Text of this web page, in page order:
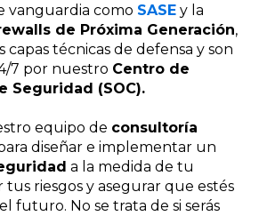
vanguardia como SASE y la
de Próxima Generación,
técnicas de defensa y son
7 por nuestro Centro de
Seguridad (SOC).
equipo de consultoría
diseñar e implementar un
a la medida de tu
tus riesgos y asegurar que estés
futuro. No se trata de si serás